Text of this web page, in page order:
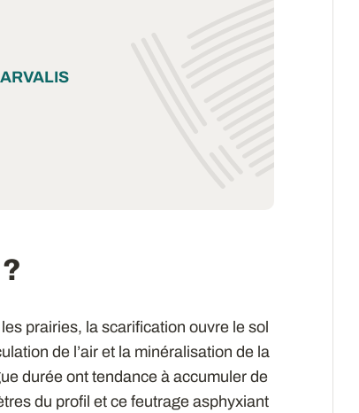
prairies, la scarification ouvre le sol
de l’air et la minéralisation de la
durée ont tendance à accumuler de
du profil et ce feutrage asphyxiant